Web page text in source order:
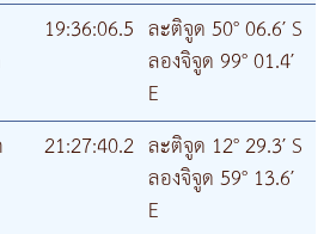
19:36:06.5 ละติจูด 50° 06.6′ S
ลองจิจูด 99° 01.4′
E
21:27:40.2 ละติจูด 12° 29.3′ S
ลองจิจูด 59° 13.6′
E